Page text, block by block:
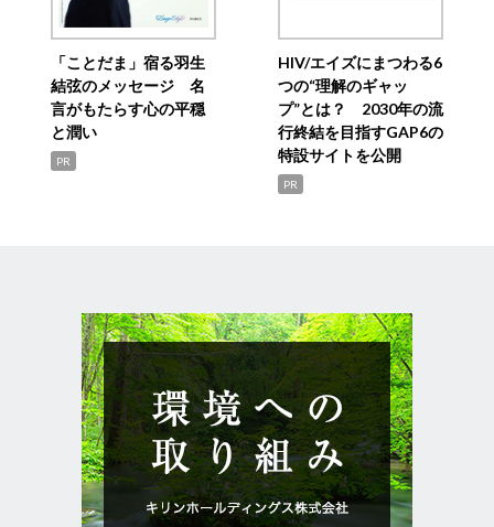
「ことだま」宿る羽生
結弦のメッセージ 名
言がもたらす心の平穏
と潤い
PR
HIV/エイズにまつわる6
つの“理解のギャッ
プ”とは？ 2030年の流
行終結を目指すGAP6の
特設サイトを公開
PR